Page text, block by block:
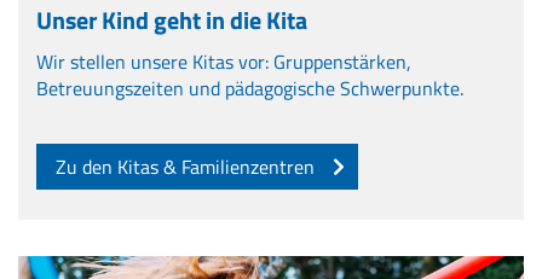
Unser Kind geht in die Kita
Wir stellen unsere Kitas vor: Gruppenstärken,
Betreuungszeiten und pädagogische Schwerpunkte.
Zu den Kitas & Familienzentren